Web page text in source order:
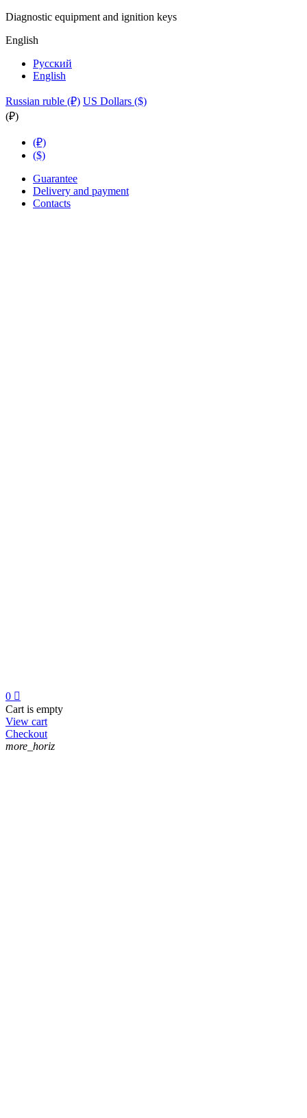
Diagnostic equipment and ignition keys
English
Русский
English
Russian ruble (₽) US Dollars ($)
(₽)
(₽)
($)
Guarantee
Delivery and payment
Contacts
0 
Cart is empty
View cart
Checkout
more_horiz